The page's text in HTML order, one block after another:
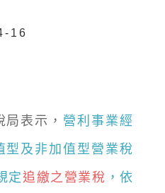
16
表示， 營利事業經
及非加值型營業稅
定追繳之營業稅 ，依